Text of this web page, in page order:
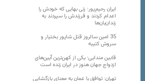
ایران رحیم‌پور؛ زنی بهایی که خودش را
اعدام کردند و فرزندش را سپردند به
زندان‌بان‌ها
35 امین سالروز قتل شاپور بختیار و
سروش کتیبه
قابین مندایی؛ یکی از کهن‌ترین آیین‌های
ازدواج جهان هنوز در ایران زنده است
تهران: توافق با عمان به معنای بازگشایی